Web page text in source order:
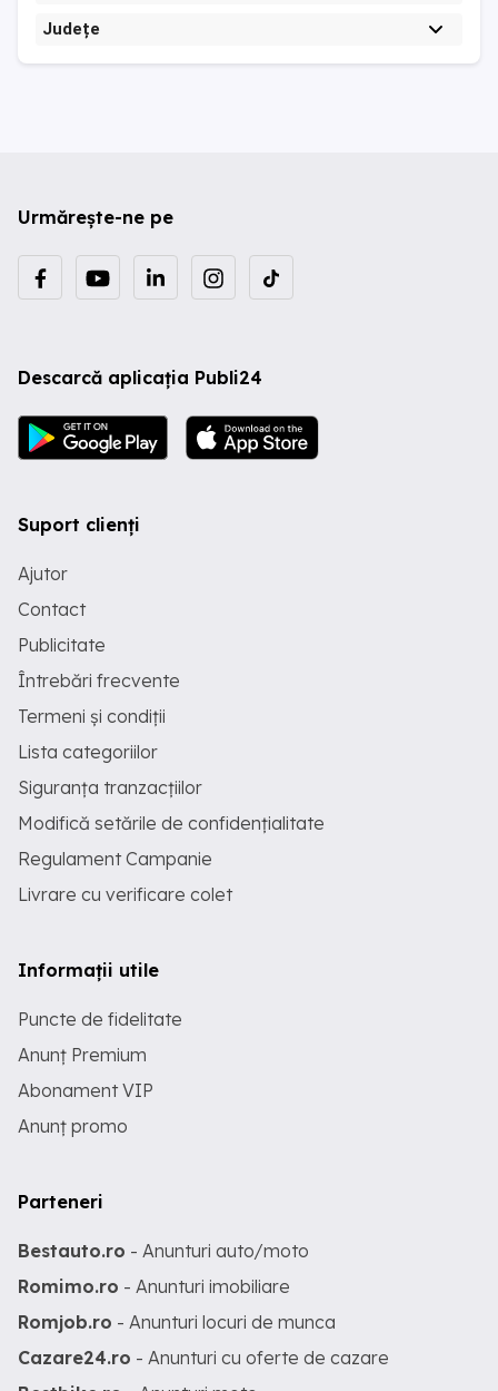
Județe
Urmărește-ne pe
Descarcă aplicația Publi24
Suport clienți
Ajutor
Contact
Publicitate
Întrebări frecvente
Termeni și condiții
Lista categoriilor
Siguranța tranzacțiilor
Modifică setările de confidențialitate
Regulament Campanie
Livrare cu verificare colet
Informații utile
Puncte de fidelitate
Anunț Premium
Abonament VIP
Anunț promo
Parteneri
Bestauto.ro - Anunturi auto/moto
Romimo.ro - Anunturi imobiliare
Romjob.ro - Anunturi locuri de munca
Cazare24.ro - Anunturi cu oferte de cazare